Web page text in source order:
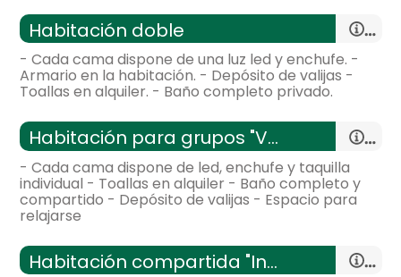
Habitación doble
- Cada cama dispone de una luz led y enchufe. -
Armario en la habitación. - Depósito de valijas -
Toallas en alquiler. - Baño completo privado.
-
habitación con: 1 Habitación
-
18 m²,
General:
Distribución:
Habitación para grupos "Verano"
- Cada cama dispone de led, enchufe y taquilla
individual - Toallas en alquiler - Baño completo y
compartido - Depósito de valijas - Espacio para
relajarse
-
[plaza => sin traducciï¿½n] con: 1 Habitación
-
50 m²,
Habitación compartida "Invierno"